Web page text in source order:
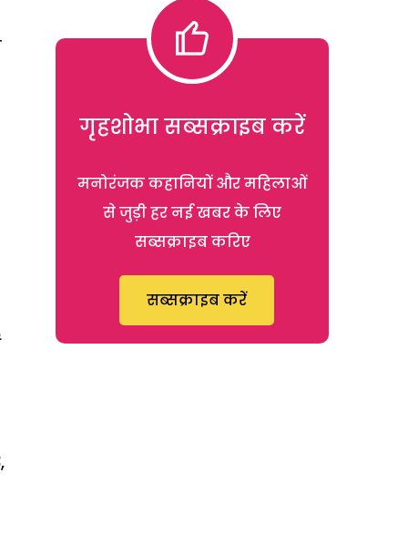
गृहशोभा सब्सक्राइब करें
मनोरंजक कहानियों और महिलाओं
से जुड़ी हर नई खबर के लिए
सब्सक्राइब करिए
सब्सक्राइब करें